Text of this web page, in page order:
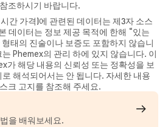
조하시기 바랍니다.
간 가격)에 관련된 데이터는 제3자 소스
데이터는 정보 제공 목적에 한해 “있는
태의 진술이나 보증도 포함하지 않습니
Phemex의 관리 하에 있지 않습니다. 이
가 해당 내용의 신뢰성 또는 정확성을 보
해석되어서는 안 됩니다. 자세한 내용
크 고지를 참조해 주세요.
을 배워보세요.